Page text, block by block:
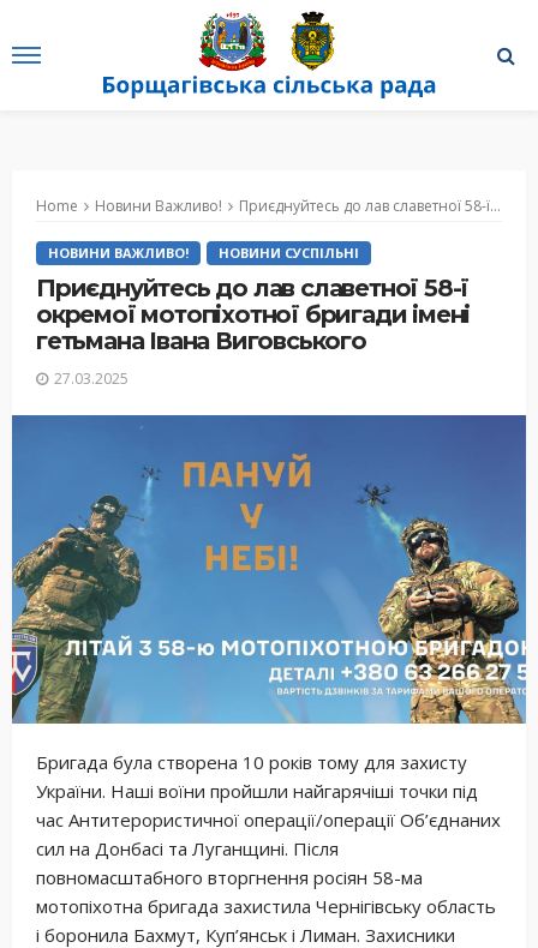
Home Новини Важливо! Приєднуйтесь до лав славетної 58-ї окремої мотопіхотної бригади імені гетьмана Івана Виговського
НОВИНИ ВАЖЛИВО! НОВИНИ СУСПІЛЬНІ
Приєднуйтесь до лав славетної 58-ї
окремої мотопіхотної бригади імені
гетьмана Івана Виговського
27.03.2025
Бригада була створена 10 років тому для захисту
України. Наші воїни пройшли найгарячіші точки під
час Антитерористичної операції/операції Об’єднаних
сил на Донбасі та Луганщині. Після
повномасштабного вторгнення росіян 58-ма
мотопіхотна бригада захистила Чернігівську область
і боронила Бахмут, Куп’янськ і Лиман. Захисники